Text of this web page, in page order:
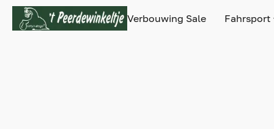
Verbouwing Sale Fahrsport